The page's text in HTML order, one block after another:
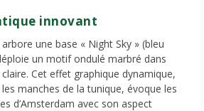
innovant
une base « Night Sky » (bleu
un motif ondulé marbré dans
Cet effet graphique dynamique,
manches de la tunique, évoque les
d’Amsterdam avec son aspect